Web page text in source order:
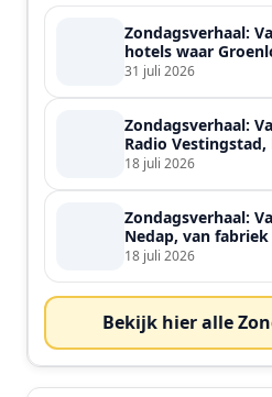
Zondagsverhaal:
hotels waar
31 juli 2026
Zondagsverhaal:
Radio
de streek
18 juli 2026
Zondagsverhaal:
Nedap, van
18 juli 2026
Bekijk hier alle